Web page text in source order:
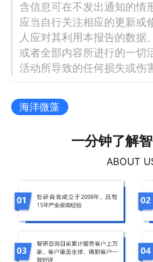
含信息可在不发出通知的情
应当自行关注相应的更新或
人应对其利用本报告的数据
或者全部内容所进行的一切
活动所导致的任何损失或伤
海洋微藻
一分钟了解
ABOUT